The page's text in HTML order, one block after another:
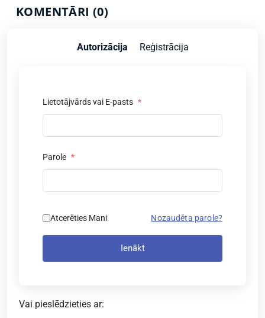
KOMENTĀRI (0)
Autorizācija Reģistrācija
Lietotājvārds vai E-pasts *
Parole *
Atcerēties Mani Nozaudēta parole?
Ienākt
Vai pieslēdzieties ar: